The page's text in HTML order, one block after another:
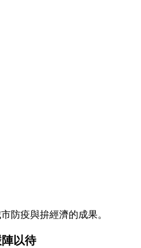
防疫與拚經濟的成果。
以待